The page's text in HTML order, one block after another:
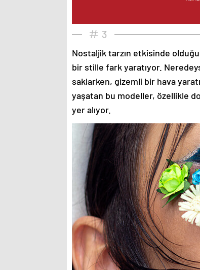
3
Nostaljik tarzın etkisinde
bir stille fark yaratıyor.
saklarken, gizemli bir hava
yaşatan bu modeller, özellikle
yer alıyor.